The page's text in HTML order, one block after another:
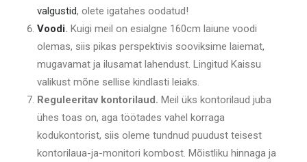
valgustid, olete igatahes oodatud!
Voodi. Kuigi meil on esialgne 160cm laiune voodi
olemas, siis pikas perspektivis sooviksime laiemat,
mugavamat ja ilusamat lahendust. Lingitud Kaissu
valikust mõne sellise kindlasti leiaks.
Reguleeritav kontorilaud. Meil üks kontorilaud juba
ühes toas on, aga töötades vahel korraga
kodukontorist, siis oleme tundnud puudust teisest
kontorilaua-ja-monitori kombost. Mõistliku hinnaga ja